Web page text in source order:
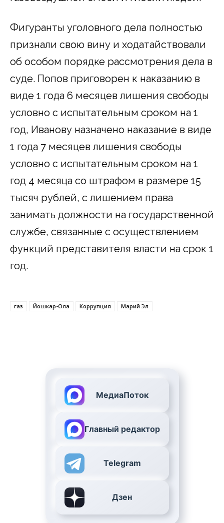
Фигуранты уголовного дела полностью
признали свою вину и ходатайствовали
об особом порядке рассмотрения дела в
суде. Попов приговорен к наказанию в
виде 1 года 6 месяцев лишения свободы
условно с испытательным сроком на 1
год, Иванову назначено наказание в виде
1 года 7 месяцев лишения свободы
условно с испытательным сроком на 1
год 4 месяца со штрафом в размере 15
тысяч рублей, с лишением права
занимать должности на государственной
службе, связанные с осуществлением
функций представителя власти на срок 1
год.
газ Йошкар-Ола Коррупция Марий Эл
МедиаПоток
Главный редактор
Telegram
Дзен